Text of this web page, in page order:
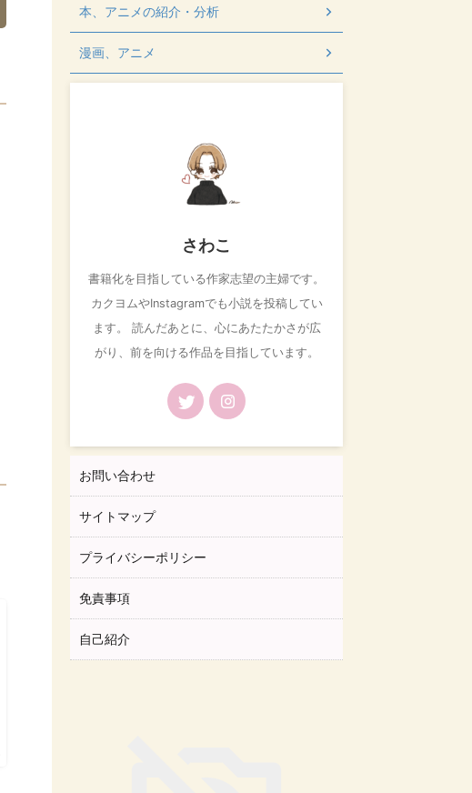
本、アニメの紹介・分析
漫画、アニメ
さわこ
書籍化を目指している作家志望の主婦です。
カクヨムやInstagramでも小説を投稿してい
ます。 読んだあとに、心にあたたかさが広
がり、前を向ける作品を目指しています。
お問い合わせ
サイトマップ
プライバシーポリシー
免責事項
自己紹介